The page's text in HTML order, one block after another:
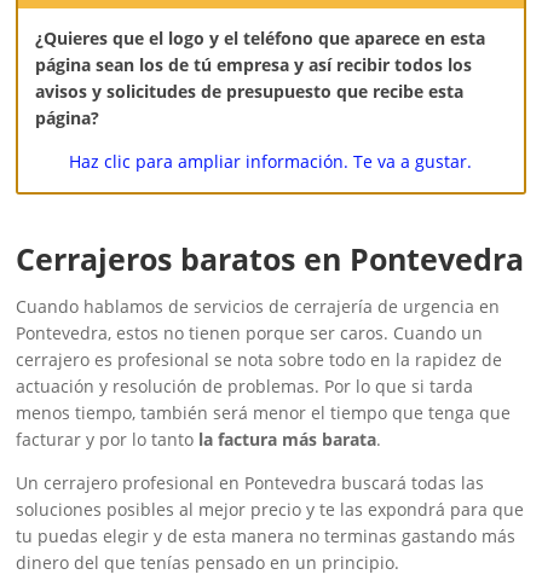
¿Quieres que el logo y el teléfono que aparece en esta
página sean los de tú empresa y así recibir todos los
avisos y solicitudes de presupuesto que recibe esta
página?
Haz clic para ampliar información. Te va a gustar.
Cerrajeros baratos en Pontevedra
Cuando hablamos de servicios de cerrajería de urgencia en
Pontevedra, estos no tienen porque ser caros. Cuando un
cerrajero es profesional se nota sobre todo en la rapidez de
actuación y resolución de problemas. Por lo que si tarda
menos tiempo, también será menor el tiempo que tenga que
facturar y por lo tanto la factura más barata.
Un cerrajero profesional en Pontevedra buscará todas las
soluciones posibles al mejor precio y te las expondrá para que
tu puedas elegir y de esta manera no terminas gastando más
dinero del que tenías pensado en un principio.